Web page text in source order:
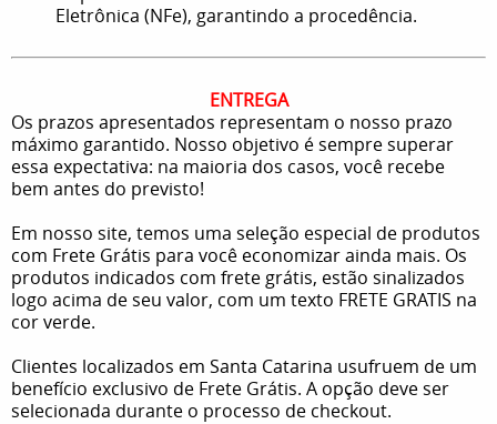
Eletrônica (NFe), garantindo a procedência.
ENTREGA
Os prazos apresentados representam o nosso prazo
máximo garantido. Nosso objetivo é sempre superar
essa expectativa: na maioria dos casos, você recebe
bem antes do previsto!
Em nosso site, temos uma seleção especial de produtos
com Frete Grátis para você economizar ainda mais. Os
produtos indicados com frete grátis, estão sinalizados
logo acima de seu valor, com um texto FRETE GRATIS na
cor verde.
Clientes localizados em Santa Catarina usufruem de um
benefício exclusivo de Frete Grátis. A opção deve ser
selecionada durante o processo de checkout.